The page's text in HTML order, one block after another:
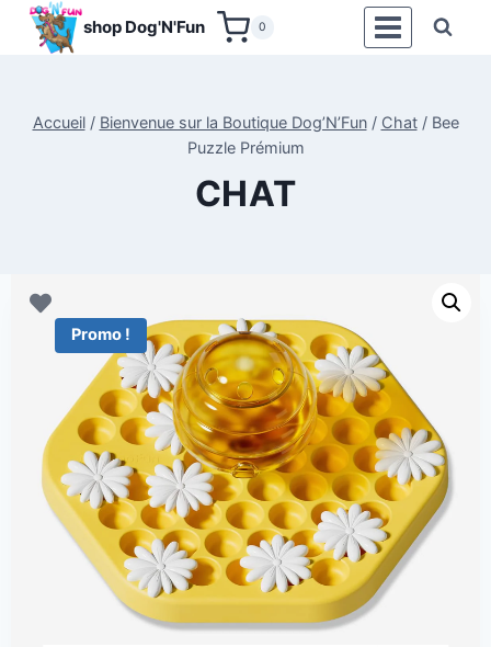
Aller
shop Dog'N'Fun 0
Accueil / Bienvenue sur la Boutique Dog’N’Fun / Chat / Bee
Puzzle Prémium
CHAT
Promo !